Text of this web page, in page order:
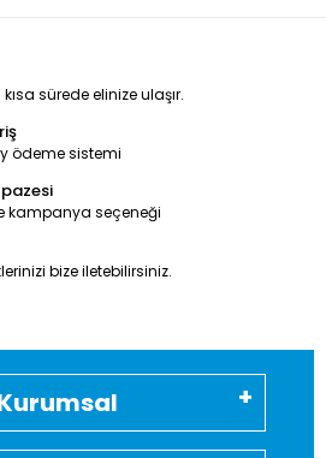
sürede elinize ulaşır.
ödeme sistemi
kampanya seçeneği
bize iletebilirsiniz.